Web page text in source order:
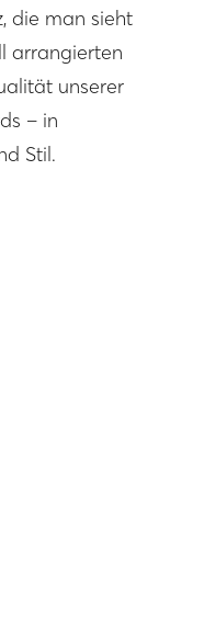
die man sieht
arrangierten
unserer
– in
Stil.